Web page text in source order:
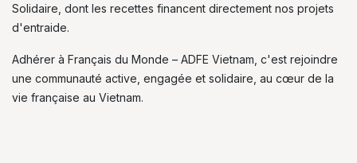
Solidaire, dont les recettes financent directement nos projets
d'entraide.
Adhérer à Français du Monde – ADFE Vietnam, c'est rejoindre
une communauté active, engagée et solidaire, au cœur de la
vie française au Vietnam.